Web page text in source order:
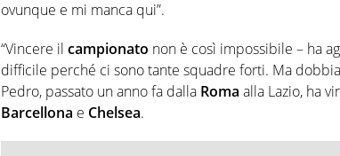
ovunque e mi manca qui”.
“Vincere il campionato non è così impossibile – ha
difficile perché ci sono tante squadre forti. Ma
Pedro, passato un anno fa dalla Roma alla Lazio, ha
Barcellona e Chelsea.